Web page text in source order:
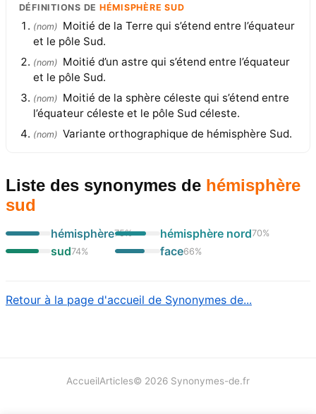
DÉFINITIONS DE HÉMISPHÈRE SUD
(nom) Moitié de la Terre qui s’étend entre l’équateur
et le pôle Sud.
(nom) Moitié d’un astre qui s’étend entre l’équateur
et le pôle Sud.
(nom) Moitié de la sphère céleste qui s’étend entre
l’équateur céleste et le pôle Sud céleste.
(nom) Variante orthographique de hémisphère Sud.
Liste des synonymes de hémisphère
sud
hémisphère75%
sud74%
hémisphère nord70%
face66%
Retour à la page d'accueil de Synonymes de...
AccueilArticles© 2026 Synonymes-de.fr